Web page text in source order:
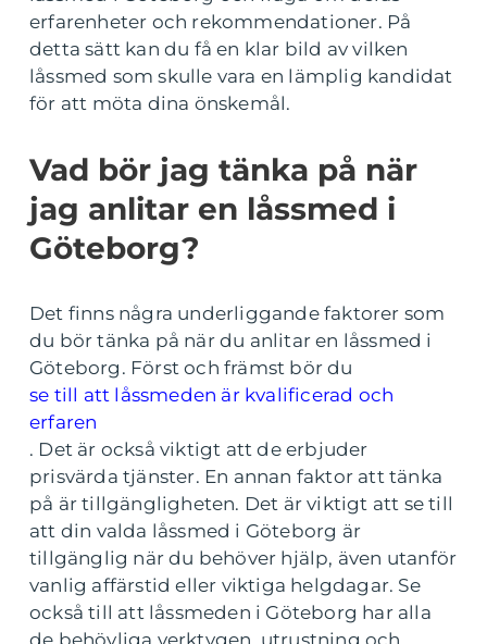
erfarenheter och rekommendationer. På
detta sätt kan du få en klar bild av vilken
låssmed som skulle vara en lämplig kandidat
för att möta dina önskemål.
Vad bör jag tänka på när
jag anlitar en låssmed i
Göteborg?
Det finns några underliggande faktorer som
du bör tänka på när du anlitar en låssmed i
Göteborg. Först och främst bör du
se till att låssmeden är kvalificerad och
erfaren
. Det är också viktigt att de erbjuder
prisvärda tjänster. En annan faktor att tänka
på är tillgängligheten. Det är viktigt att se till
att din valda låssmed i Göteborg är
tillgänglig när du behöver hjälp, även utanför
vanlig affärstid eller viktiga helgdagar. Se
också till att låssmeden i Göteborg har alla
de behövliga verktygen, utrustning och